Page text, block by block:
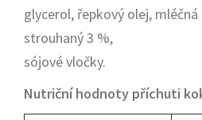
glycerol, řepkový olej,
strouhaný 3 %,
sójové vločky.
Nutriční hodnoty příchuti